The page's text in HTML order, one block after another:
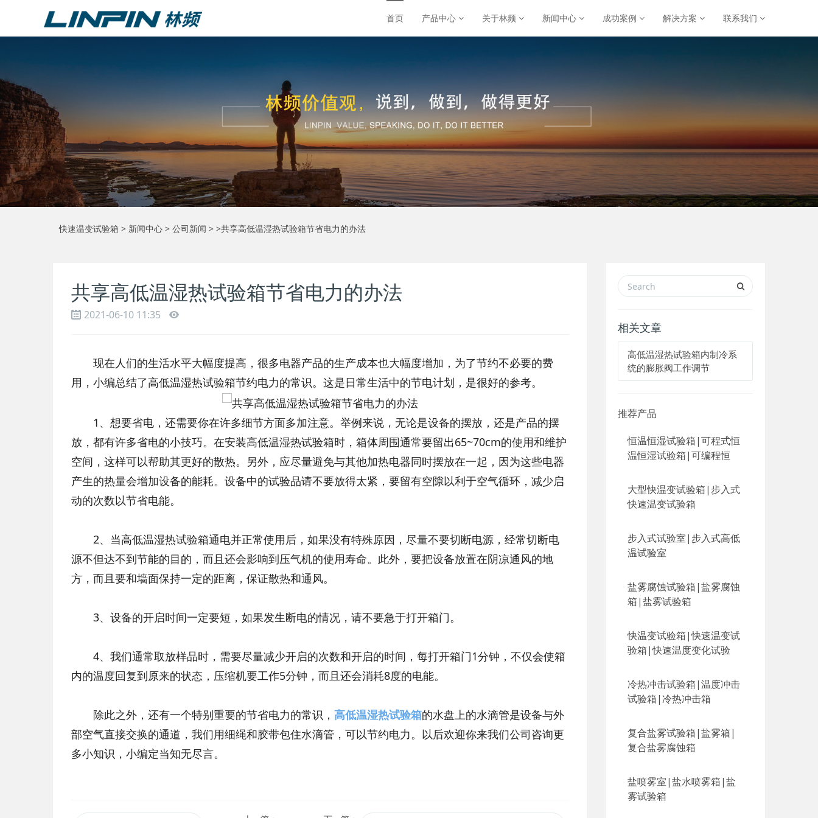
首页 产品中心 关于林频 新闻中心 成功案例 解决方案 联系我们
快速温变试验箱 > 新闻中心 > 公司新闻 > >共享高低温湿热试验箱节省电力的办法
共享高低温湿热试验箱节省电力的办法
2021-06-10 11:35
现在人们的生活水平大幅度提高，很多电器产品的生产成本也大幅度增加，为了节约不必要的费
用，小编总结了高低温湿热试验箱节约电力的常识。这是日常生活中的节电计划，是很好的参考。
1、想要省电，还需要你在许多细节方面多加注意。举例来说，无论是设备的摆放，还是产品的摆
放，都有许多省电的小技巧。在安装高低温湿热试验箱时，箱体周围通常要留出65~70cm的使用和维护
空间，这样可以帮助其更好的散热。另外，应尽量避免与其他加热电器同时摆放在一起，因为这些电器
产生的热量会增加设备的能耗。设备中的试验品请不要放得太紧，要留有空隙以利于空气循环，减少启
动的次数以节省电能。
2、当高低温湿热试验箱通电并正常使用后，如果没有特殊原因，尽量不要切断电源，经常切断电
源不但达不到节能的目的，而且还会影响到压气机的使用寿命。此外，要把设备放置在阴凉通风的地
方，而且要和墙面保持一定的距离，保证散热和通风。
3、设备的开启时间一定要短，如果发生断电的情况，请不要急于打开箱门。
4、我们通常取放样品时，需要尽量减少开启的次数和开启的时间，每打开箱门1分钟，不仅会使箱
内的温度回复到原来的状态，压缩机要工作5分钟，而且还会消耗8度的电能。
除此之外，还有一个特别重要的节省电力的常识， 高低温湿热试验箱的水盘上的水滴管是设备与外
部空气直接交换的通道，我们用细绳和胶带包住水滴管，可以节约电力。以后欢迎你来我们公司咨询更
多小知识，小编定当知无尽言。
相关文章
高低温湿热试验箱内制冷系
统的膨胀阀工作调节
推荐产品
恒温恒湿试验箱|可程式恒
温恒湿试验箱|可编程恒
大型快温变试验箱|步入式
快速温变试验箱
步入式试验室|步入式高低
温试验室
盐雾腐蚀试验箱|盐雾腐蚀
箱|盐雾试验箱
快温变试验箱|快速温变试
验箱|快速温度变化试验
冷热冲击试验箱|温度冲击
试验箱|冷热冲击箱
复合盐雾试验箱|盐雾箱|
复合盐雾腐蚀箱
盐喷雾室|盐水喷雾箱|盐
雾试验箱